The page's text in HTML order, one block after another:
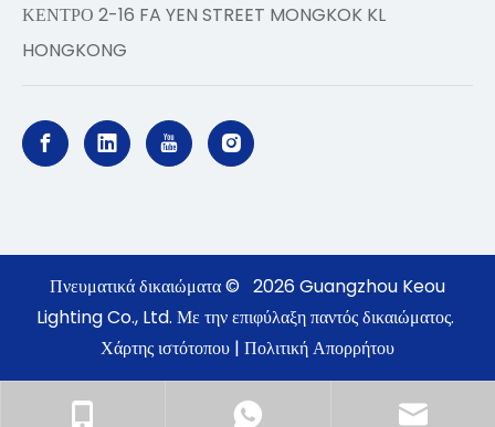
ΚΕΝΤΡΟ 2-16 FA YEN STREET MONGKOK KL
HONGKONG
Πνευματικά δικαιώματα © 2026Guangzhou Keou
Lighting Co., Ltd. Με την επιφύλαξη παντός δικαιώματος.
Χάρτης ιστότοπου | Πολιτική Απορρήτου